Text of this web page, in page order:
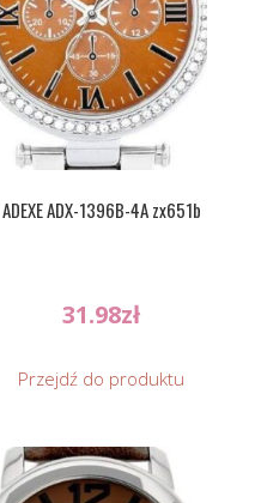
ADEXE ADX-1396B-4A zx651b
31.98zł
Przejdź do produktu